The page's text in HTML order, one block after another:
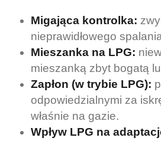
Migająca kontrolka:
nieprawidłowego
Mieszanka na LPG:
mieszanką zbyt bogatą
Zapłon (w trybie LPG):
odpowiedzialnymi za
właśnie na gazie.
Wpływ LPG na